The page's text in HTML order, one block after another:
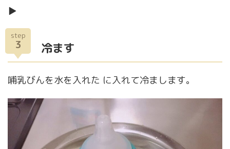
▶
step
3 冷ます
哺乳びんを水を入れた に入れて冷まします。